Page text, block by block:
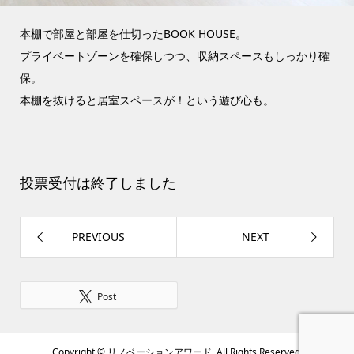
本棚で部屋と部屋を仕切ったBOOK HOUSE。
プライベートゾーンを確保しつつ、収納スペースもしっかり確
保。
本棚を抜けると居室スペースが！という遊び心も。
投票受付は終了しました
PREVIOUS NEXT
Post